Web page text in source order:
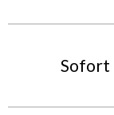
Sofort